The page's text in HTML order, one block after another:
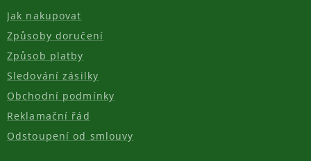
Jak nakupovat
Způsoby doručení
Způsob platby
Sledování zásilky
Obchodní podmínky
Reklamační řád
Odstoupení od smlouvy